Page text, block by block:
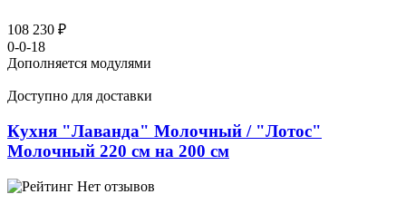
108 230 ₽
0-0-18
Дополняется модулями
Доступно для доставки
Кухня "Лаванда" Молочный / "Лотос"
Молочный 220 см на 200 см
Нет отзывов